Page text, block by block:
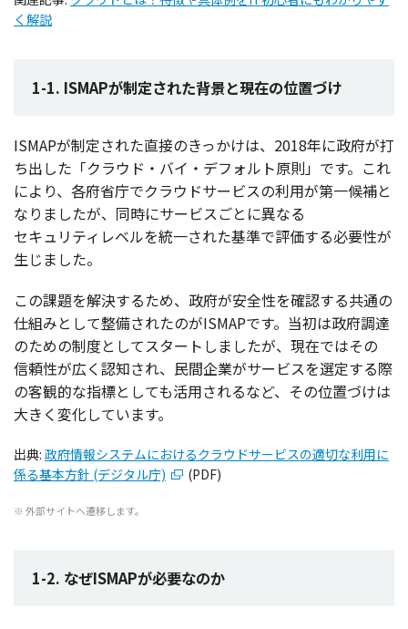
く解説
1-1. ISMAPが制定された背景と現在の位置づけ
ISMAPが制定された直接のきっかけは、2018年に政府が打
ち出した「クラウド・バイ・デフォルト原則」です。これ
により、 各府省庁でクラウドサービスの利用が第一候補と
なりましたが、 同時にサービスごとに異なる
セキュリティレベルを統一された基準で評価する必要性が
生じました。
この課題を解決するため、 政府が安全性を確認する共通の
仕組みとして整備されたのがISMAPです。 当初は政府調達
のための制度としてスタート しましたが、 現在ではその
信頼性が広く認知され、 民間企業がサービスを選定する際
の客観的な指標としても活用されるなど、その位置づけは
大きく変化しています。
出典: 政府情報システムにおけるクラウドサービスの適切な利用に
係る基本方針 (デジタル庁)
(PDF)
※ 外部サイトへ遷移します。
1-2. なぜISMAPが必要なのか